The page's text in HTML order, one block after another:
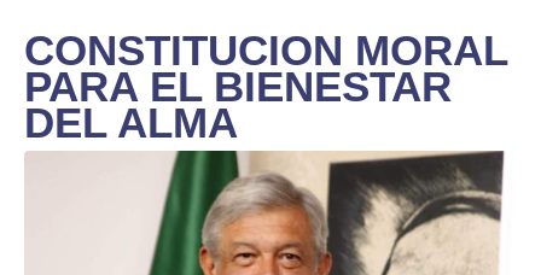
CONSTITUCION MORAL
PARA EL BIENESTAR
DEL ALMA